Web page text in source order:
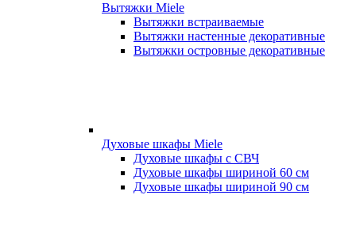
Вытяжки Miele
Вытяжки встраиваемые
Вытяжки настенные декоративные
Вытяжки островные декоративные
Духовые шкафы Miele
Духовые шкафы с СВЧ
Духовые шкафы шириной 60 см
Духовые шкафы шириной 90 см